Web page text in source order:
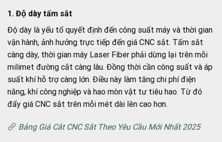
1. Độ dày tấm sắt
Độ dày là yếu tố quyết định đến công suất máy và thời gian
vận hành, ảnh hưởng trực tiếp đến giá CNC sắt. Tấm sắt
càng dày, thời gian máy Laser Fiber phải dừng lại trên mỗi
milimet đường cắt càng lâu. Đồng thời cần công suất và áp
suất khí hỗ trợ càng lớn. Điều này làm tăng chi phí điện
năng, khí công nghiệp và hao mòn vật tư tiêu hao. Từ đó
đẩy giá CNC sắt trên mỗi mét dài lên cao hơn.
Bảng Giá Cắt CNC Sắt Theo Yêu Cầu Mới Nhất 2025